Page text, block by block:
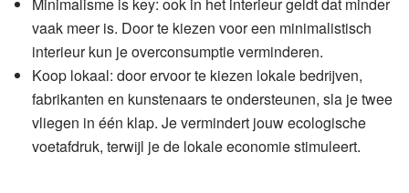
vaak meer is. Door te kiezen voor een minimalistisch
interieur kun je overconsumptie verminderen.
Koop lokaal: door ervoor te kiezen lokale bedrijven,
fabrikanten en kunstenaars te ondersteunen, sla je twee
vliegen in één klap. Je vermindert jouw ecologische
voetafdruk, terwijl je de lokale economie stimuleert.